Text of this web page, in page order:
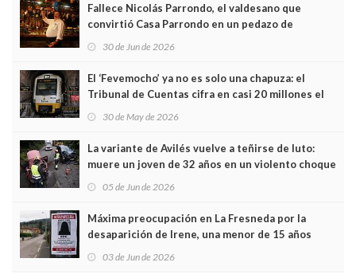
Fallece Nicolás Parrondo, el valdesano que
convirtió Casa Parrondo en un pedazo de
Asturias en Madrid
30 de Jun de 2026
El ‘Fevemocho’ ya no es solo una chapuza: el
Tribunal de Cuentas cifra en casi 20 millones el
sobrecoste de los trenes que no cabían por los
30 de May de 2026
La variante de Avilés vuelve a teñirse de luto:
muere un joven de 32 años en un violento choque
frontal
05 de Jun de 2026
Máxima preocupación en La Fresneda por la
desaparición de Irene, una menor de 15 años
03 de Jun de 2026